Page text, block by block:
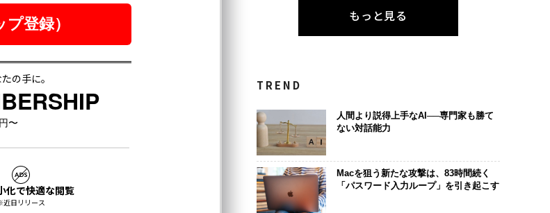
もっと見る
TREND
人間より説得上手なAI──専門家も勝て
ない対話能力
Macを狙う新たな攻撃は、83時間続く
「パスワード入力ループ」を引き起こす